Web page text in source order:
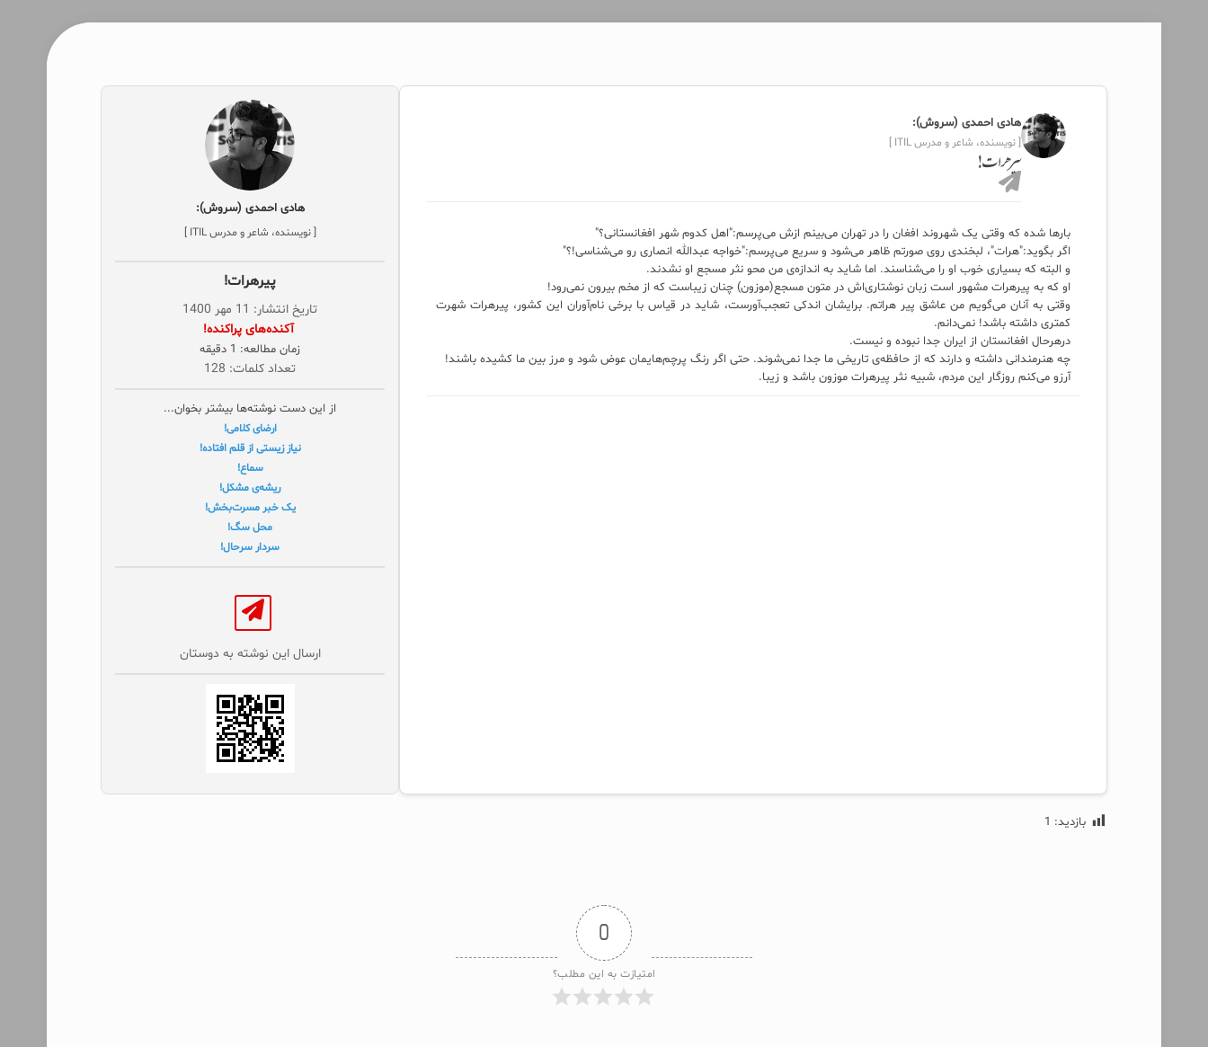
هادی احمدی (سروش):
[ نویسنده، شاعر و مدرس ITIL ]
پیرهرات!
بارها شده که وقتی یک شهروند افغان را در تهران می‌بینم ازش می‌پرسم:"اهل کدوم شهر افغانستانی؟"
اگر بگوید:"هرات"، لبخندی روی صورتم ظاهر می‌شود و سریع می‌پرسم:"خواجه عبدالله انصاری رو می‌شناسی!؟"
و البته که بسیاری خوب او را می‌شناسند. اما شاید به اندازه‌ی من محو نثر مسجع او نشدند.
او که به پیرهرات مشهور است زبان نوشتاری‌اش در متون مسجع(موزون) چنان زیباست که از مخم بیرون نمی‌رود!
وقتی به آنان می‌گویم من عاشق پیر هراتم. برایشان اندکی تعجب‌آورست، شاید در قیاس با برخی نام‌‌آوران این کشور، پیرهرات شهرت
کمتری داشته باشد! نمی‌دانم.
درهرحال افغانستان از ایران جدا نبوده و نیست.
چه هنرمندانی داشته و دارند که از حافظه‌ی تاریخی ما جدا نمی‌شوند. حتی اگر رنگ پرچم‌هایمان عوض شود و مرز بین ما کشیده باشند!
آرزو می‌کنم روزگار این مردم، شبیه نثر پیرهرات موزون باشد و زیبا.
هادی احمدی (سروش):
[ نویسنده، شاعر و مدرس ITIL ]
پیرهرات!
تاریخ انتشار: 11 مهر 1400
‌ آکنده‌های پراکنده!
زمان مطالعه: 1 دقیقه
تعداد کلمات: 128
از این دست نوشته‌ها بیشتر بخوان...
ارضای کلامی!
نیاز زیستی از قلم افتاده!
سماع!
ریشه‌ی مشکل!
یک خبر مسرت‌بخش!
محل سگ!
سردار سرحال!
ارسال این نوشته به دوستان‌
بازدید: 1
0
امتیازت به این مطلب؟